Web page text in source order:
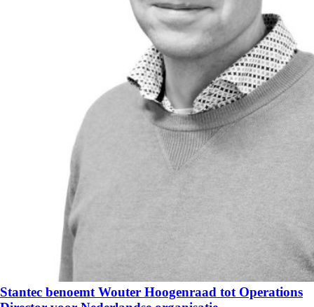
Stantec benoemt Wouter Hoogenraad tot Operations